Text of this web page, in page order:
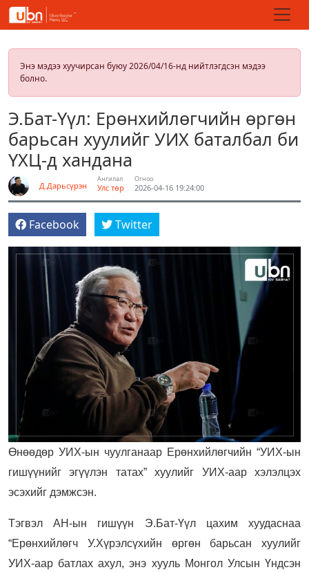
Энэ мэдээ хуучирсан буюу 2026/04/16-нд нийтлэгдсэн мэдээ
болно.
Э.Бат-Үүл: Ерөнхийлөгчийн өргөн
барьсан хуулийг УИХ баталбал би
ҮХЦ-д хандана
Д.Дарьсүрэн
Ангилал
Улс төр
Огноо
2026-04-16 19:24:00
Facebook Twitter
Өнөөдөр УИХ-ын чуулганаар Ерөнхийлөгчийн “УИХ-ын
гишүүнийг эгүүлэн татах” хуулийг УИХ-аар хэлэлцэх
эсэхийг дэмжсэн.
Тэгвэл АН-ын гишүүн Э.Бат-Үүл цахим хуудаснаа
“Ерөнхийлөгч У.Хүрэлсүхийн өргөн барьсан хуулийг
УИХ-аар батлах ахул, энэ хууль Монгол Улсын Үндсэн